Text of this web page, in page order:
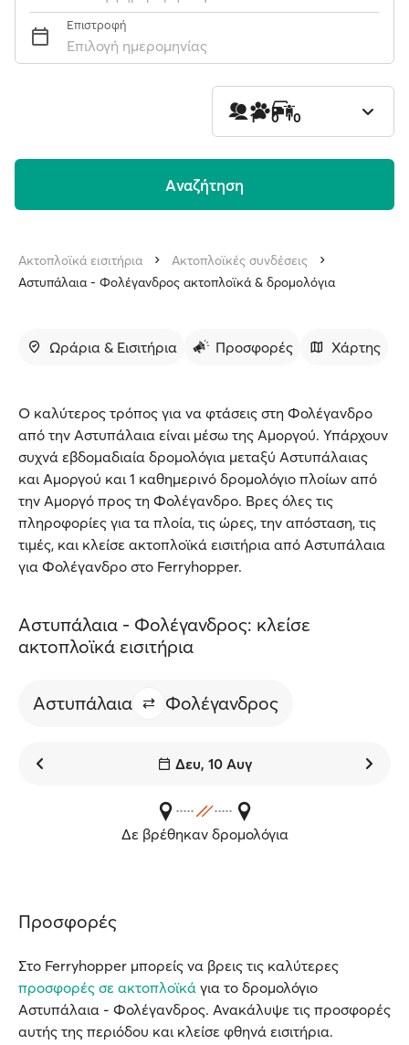
Επιστροφή
Επιλογή ημερομηνίας
1 0 0
Aναζήτηση
Ακτοπλοϊκά εισιτήρια
Ακτοπλοϊκές συνδέσεις
Αστυπάλαια - Φολέγανδρος ακτοπλοϊκά & δρομολόγια
Ωράρια & Εισιτήρια Προσφορές Χάρτης
Ο καλύτερος τρόπος για να φτάσεις στη Φολέγανδρο
από την Αστυπάλαια είναι μέσω της Αμοργού. Υπάρχουν
συχνά εβδομαδιαία δρομολόγια μεταξύ Αστυπάλαιας
και Αμοργού και 1 καθημερινό δρομολόγιο πλοίων από
την Αμοργό προς τη Φολέγανδρο. Βρες όλες τις
πληροφορίες για τα πλοία, τις ώρες, την απόσταση, τις
τιμές, και κλείσε ακτοπλοϊκά εισιτήρια από Αστυπάλαια
για Φολέγανδρο στο Ferryhopper.
Αστυπάλαια - Φολέγανδρος: κλείσε
ακτοπλοϊκά εισιτήρια
Αστυπάλαια Φολέγανδρος
Δευ, 10 Αυγ
Δε βρέθηκαν δρομολόγια
Προσφορές
Στο Ferryhopper μπορείς να βρεις τις καλύτερες
προσφορές σε ακτοπλοϊκά για το δρομολόγιο
Αστυπάλαια - Φολέγανδρος. Ανακάλυψε τις προσφορές
αυτής της περιόδου και κλείσε φθηνά εισιτήρια.